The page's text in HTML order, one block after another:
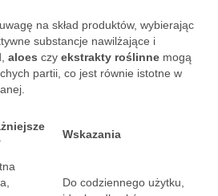
na skład produktów, wybierając
substancje nawilżające i
aloes czy ekstrakty roślinne mogą
partii, co jest równie istotne w
Wskazania
Do codziennego użytku,